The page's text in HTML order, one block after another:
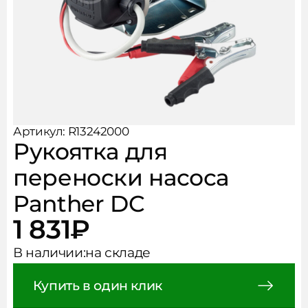
Артикул: R13242000
Рукоятка для
переноски насоса
Panther DC
1 831₽
В наличии:на складе
Купить в один клик
Рукава, фитинги, хомуты
Чистота и безопасность
Аксессуары
КОНТАКТЫ